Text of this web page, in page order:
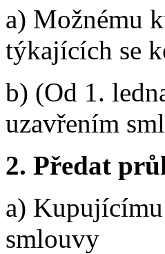
a) Možnému
týkajících se
b) (Od 1.
uzavřením
2. Předat
a)
smlouvy